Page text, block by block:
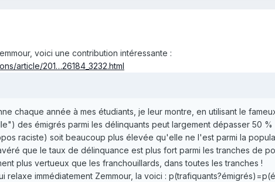
voici une contribution intéressante :
article/201…26184_3232.html
chaque année à mes étudiants, je leur montre, en utilisant le
des émigrés parmi les délinquants peut largement dépasser 50
raciste) soit beaucoup plus élevée qu'elle ne l'est parmi la
que le taux de délinquance est plus fort parmi les tranches de
plus vertueux que les franchouillards, dans toutes les tranches !
relaxe immédiatement Zemmour, la voici :